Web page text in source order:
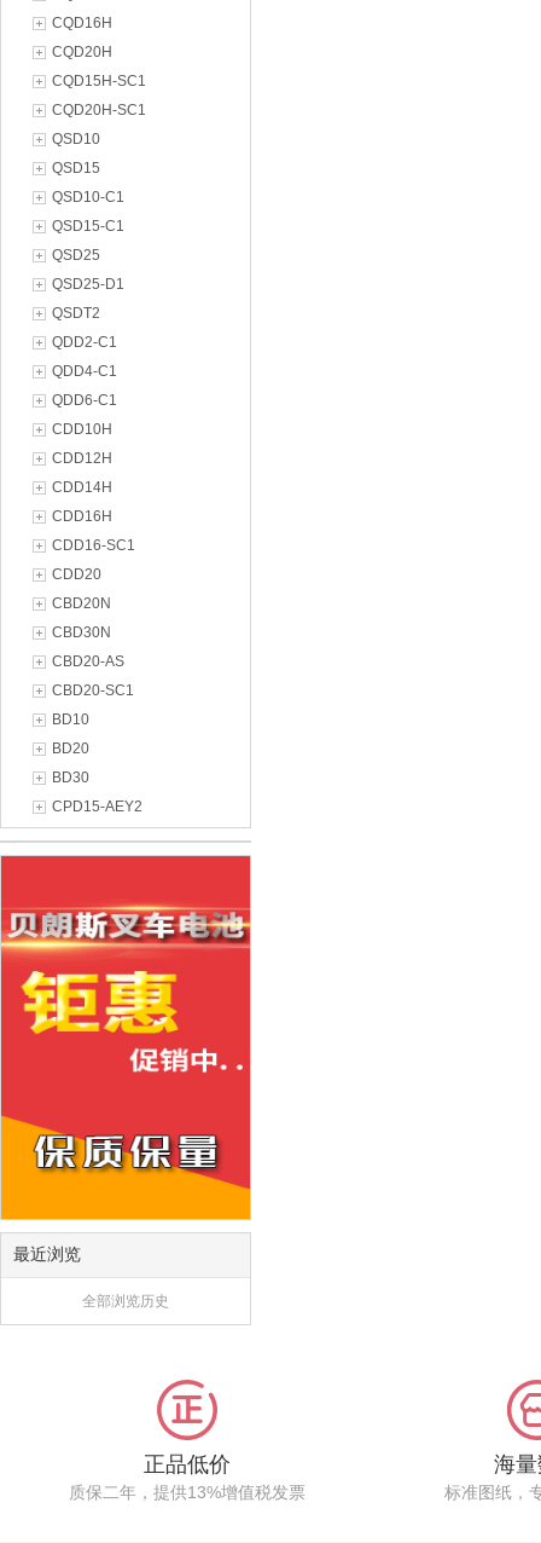
CQD16H
CQD20H
CQD15H-SC1
CQD20H-SC1
QSD10
QSD15
QSD10-C1
QSD15-C1
QSD25
QSD25-D1
QSDT2
QDD2-C1
QDD4-C1
QDD6-C1
CDD10H
CDD12H
CDD14H
CDD16H
CDD16-SC1
CDD20
CBD20N
CBD30N
CBD20-AS
CBD20-SC1
BD10
BD20
BD30
CPD15-AEY2
最近浏览
全部浏览历史
正品低价
质保二年，提供13%增值税发票
海
标准图纸，